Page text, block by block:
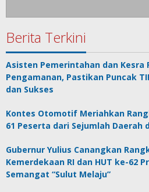
Berita Terkini
Asisten Pemerintahan dan Kesra
Pengamanan, Pastikan Puncak
dan Sukses
Kontes Otomotif Meriahkan
61 Peserta dari Sejumlah Daerah
Gubernur Yulius Canangkan
Kemerdekaan RI dan HUT ke-62
Semangat “Sulut Melaju”